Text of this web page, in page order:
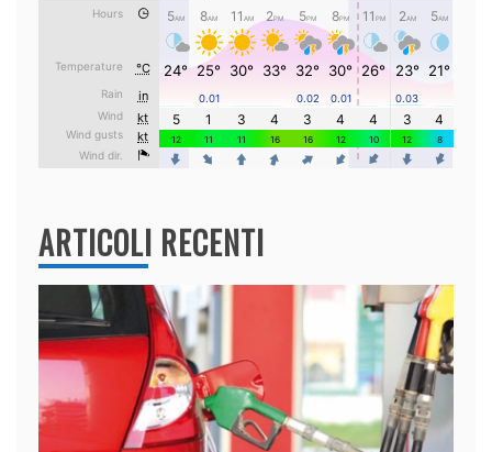
ARTICOLI RECENTI